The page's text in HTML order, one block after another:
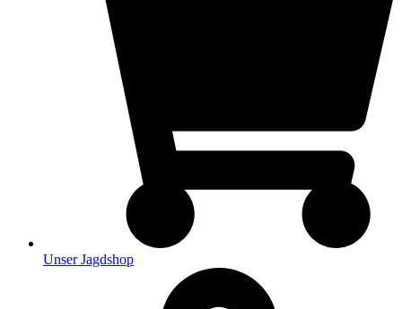
Unser Jagdshop